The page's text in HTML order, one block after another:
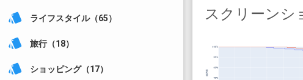
style ライフスタイル（65）
style 旅行（18）
style ショッピング（17）
スクリーンシ